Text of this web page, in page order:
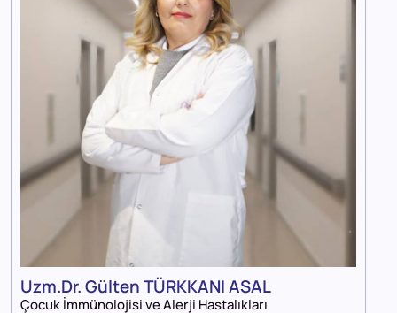
Uzm.Dr. Gülten TÜRKKANI ASAL
Çocuk İmmünolojisi ve Alerji Hastalıkları